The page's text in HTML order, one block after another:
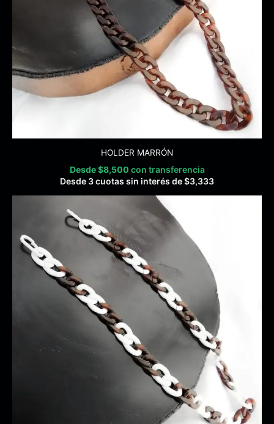
HOLDER MARRÓN
Desde$8,500 con transferencia
Desde 3 cuotas sin interés de$3,333